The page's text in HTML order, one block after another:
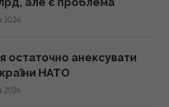
2026
остаточно анексувати
країни НАТО
2026